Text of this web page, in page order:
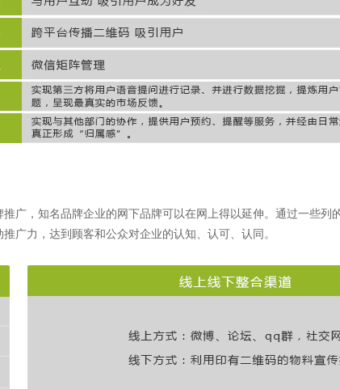
广，知名品牌企业的网下品牌可以在网上得以延伸。通过一些列
广力，达到顾客和公众对企业的认知、认可、认同。